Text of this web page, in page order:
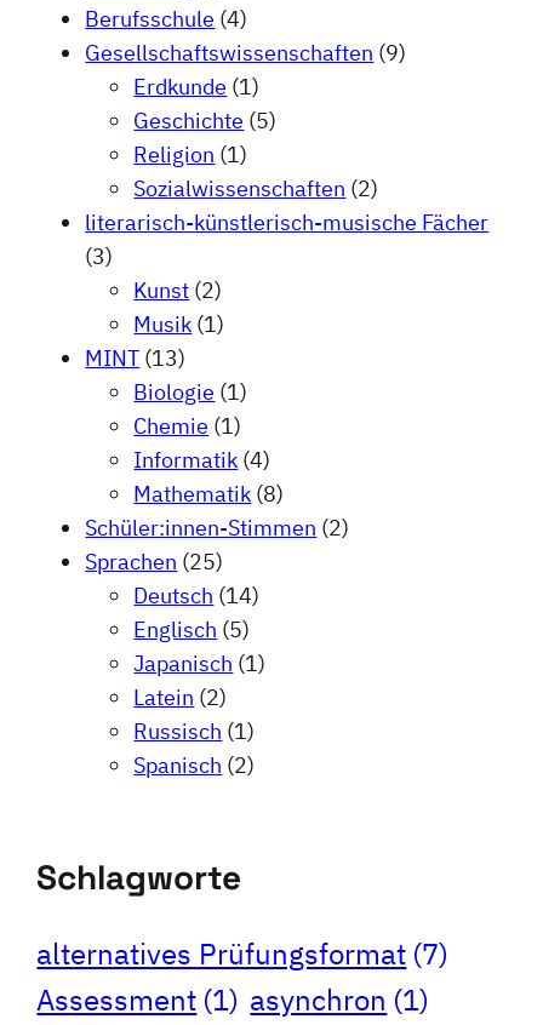
Berufsschule (4)
Gesellschaftswissenschaften (9)
Erdkunde (1)
Geschichte (5)
Religion (1)
Sozialwissenschaften (2)
literarisch-künstlerisch-musische Fächer
(3)
Kunst (2)
Musik (1)
MINT (13)
Biologie (1)
Chemie (1)
Informatik (4)
Mathematik (8)
Schüler:innen-Stimmen (2)
Sprachen (25)
Deutsch (14)
Englisch (5)
Japanisch (1)
Latein (2)
Russisch (1)
Spanisch (2)
Schlagworte
alternatives Prüfungsformat (7)
Assessment (1) asynchron (1)